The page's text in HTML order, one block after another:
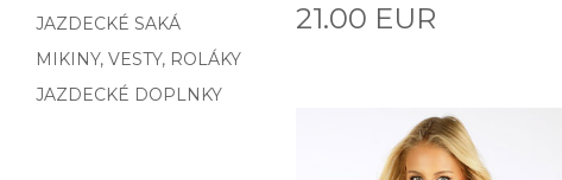
JAZDECKÉ SAKÁ
MIKINY, VESTY, ROLÁKY
JAZDECKÉ DOPLNKY
21.00 EUR